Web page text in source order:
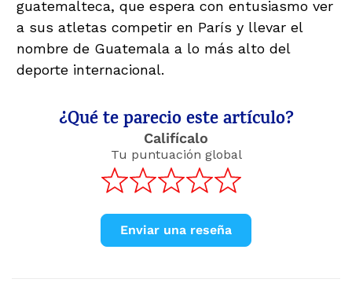
guatemalteca, que espera con entusiasmo ver
a sus atletas competir en París y llevar el
nombre de Guatemala a lo más alto del
deporte internacional.
¿Qué te parecio este artículo?
Califícalo
Tu puntuación global
Enviar una reseña